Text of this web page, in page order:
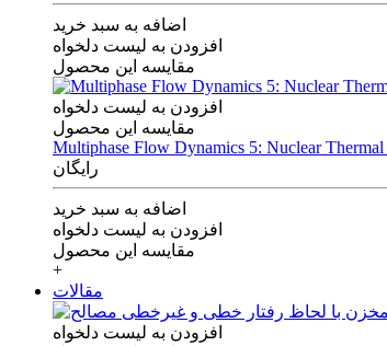
اضافه به سبد خرید
افزودن به لیست دلخواه
مقایسه این محصول
افزودن به لیست دلخواه
مقایسه این محصول
Multiphase Flow Dynamics 5: Nuclear
رایگان
اضافه به سبد خرید
افزودن به لیست دلخواه
مقایسه این محصول
+
مقالات
افزودن به لیست دلخواه